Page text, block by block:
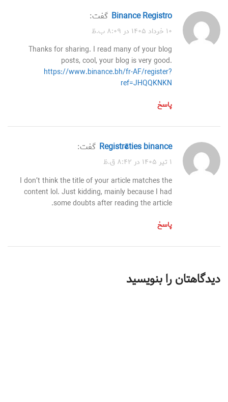
binance Registro گفت:
۱۰ خرداد ۱۴۰۵ در ۸:۰۹ ب.ظ
Thanks for sharing. I read many of your blog
posts, cool, your blog is very good.
https://www.binance.bh/fr-AF/register?
ref=JHQQKNKN
پاسخ
registrēties binance گفت:
۱ تیر ۱۴۰۵ در ۸:۴۲ ق.ظ
I don’t think the title of your article matches the
content lol. Just kidding, mainly because I had
some doubts after reading the article.
پاسخ
دیدگاهتان را بنویسید